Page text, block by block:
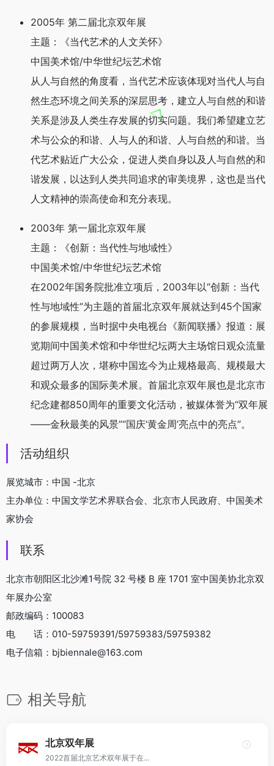
2005年 第二届北京双年展
主题：《当代艺术的人文关怀》
中国美术馆/中华世纪坛艺术馆
从人与自然的角度看，当代艺术应该体现对当代人与自
然生态环境之间关系的深层思考，建立人与自然的和谐
关系是涉及人类生存发展的切实问题。我们希望建立艺
术与公众的和谐、人与人的和谐、人与自然的和谐。当
代艺术贴近广大公众，促进人类自身以及人与自然的和
谐发展，以达到人类共同追求的审美境界，这也是当代
人文精神的崇高使命和充分表现。
2003年 第一届北京双年展
主题：《创新：当代性与地域性》
中国美术馆/中华世纪坛艺术馆
在2002年国务院批准立项后，2003年以“创新：当代
性与地域性”为主题的首届北京双年展就达到45个国家
的参展规模，当时据中央电视台《新闻联播》报道：展
览期间中国美术馆和中华世纪坛两大主场馆日观众流量
超过两万人次，堪称中国迄今为止规格最高、规模最大
和观众最多的国际美术展。首届北京双年展也是北京市
纪念建都850周年的重要文化活动，被媒体誉为“双年展
——金秋最美的风景”“国庆‘黄金周’亮点中的亮点”。
活动组织
展览城市：中国 -北京
主办单位：中国文学艺术界联合会、北京市人民政府、中国美术
家协会
联系
北京市朝阳区北沙滩1号院 32 号楼 B 座 1701 室中国美协北京双
年展办公室
邮政编码：100083
电 话：010-59759391/59759383/59759382
电子信箱：bjbiennale@163.com
相关导航
北京双年展
2022首届北京艺术双年展于在...